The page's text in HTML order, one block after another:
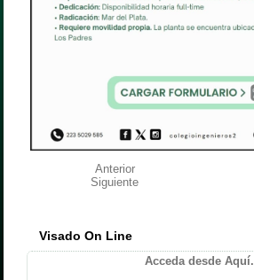
Anterior
Siguiente
Visado On Line
Acceda desde Aquí.